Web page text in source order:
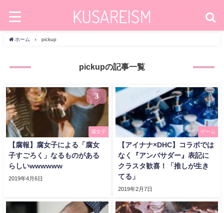
ホーム pickup
pickupの記事一覧
3
腐女子
【腐報】腐女子による「腐女
子すごろく」なるものがある
らしいwwwwww
2019年4月6日
ゲーム
【アイナナ×DHC】コラボでは
なく『アンバサダー』表記に
クラスタ歓喜！「推しが生き
てる」
2019年2月7日